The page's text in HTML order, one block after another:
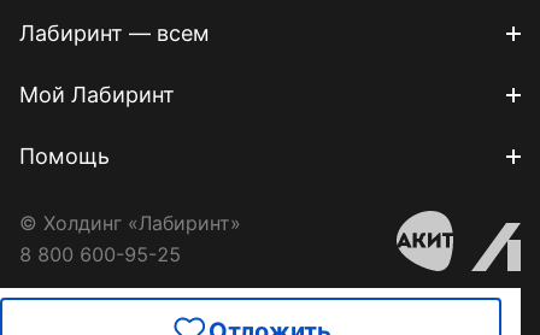
Лабиринт — всем
Мой Лабиринт
Помощь
© Холдинг «Лабиринт»
8 800 600-95-25